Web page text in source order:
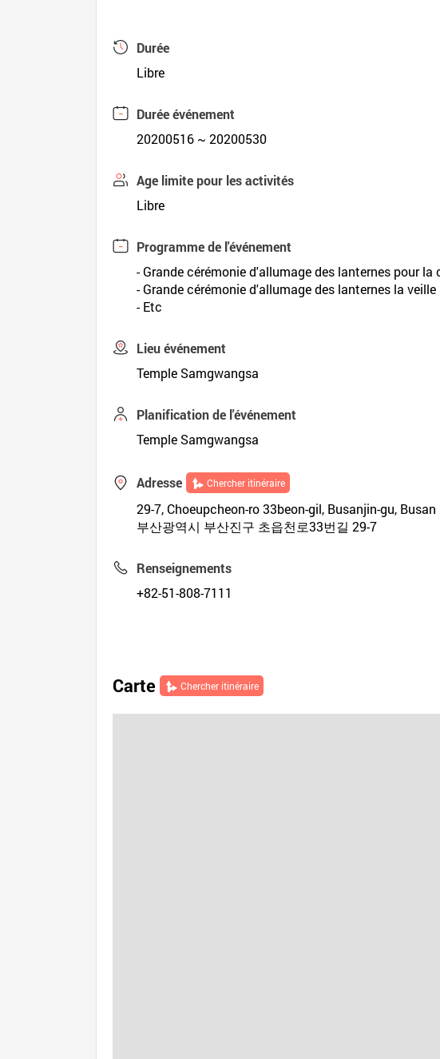
Durée
Libre
Durée événement
20200516 ~ 20200530
Age limite pour les activités
Libre
Programme de l'événement
- Grande cérémonie d'allumage des lanternes pour
- Grande cérémonie d'allumage des lanternes la
- Etc
Lieu événement
Temple Samgwangsa
Planification de l'événement
Temple Samgwangsa
Adresse Chercher itinéraire
29-7, Choeupcheon-ro 33beon-gil, Busanjin-gu, Busan
부산광역시 부산진구 초읍천로33번길 29-7
Renseignements
+82-51-808-7111
Carte Chercher itinéraire